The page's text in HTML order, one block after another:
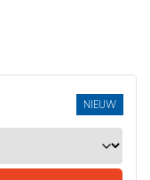
NIEUW